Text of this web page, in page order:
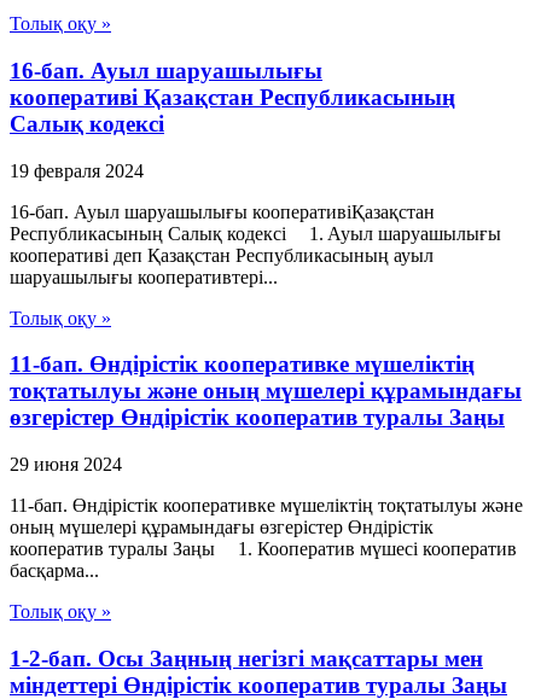
Толық оқу »
16-бап. Ауыл шаруашылығы
кооперативі Қазақстан Республикасының
Салық кодексі
19 февраля 2024
16-бап. Ауыл шаруашылығы кооперативіҚазақстан
Республикасының Салық кодексі 1. Ауыл шаруашылығы
кооперативі деп Қазақстан Республикасының ауыл
шаруашылығы кооперативтері...
Толық оқу »
11-бап. Өндiрiстiк кооперативке мүшелiктiң
тоқтатылуы және оның мүшелерi құрамындағы
өзгерiстер Өндiрiстiк кооператив туралы Заңы
29 июня 2024
11-бап. Өндiрiстiк кооперативке мүшелiктiң тоқтатылуы және
оның мүшелерi құрамындағы өзгерiстер Өндiрiстiк
кооператив туралы Заңы 1. Кооператив мүшесi кооператив
басқарма...
Толық оқу »
1-2-бап. Осы Заңның негізгі мақсаттары мен
міндеттері Өндiрiстiк кооператив туралы Заңы